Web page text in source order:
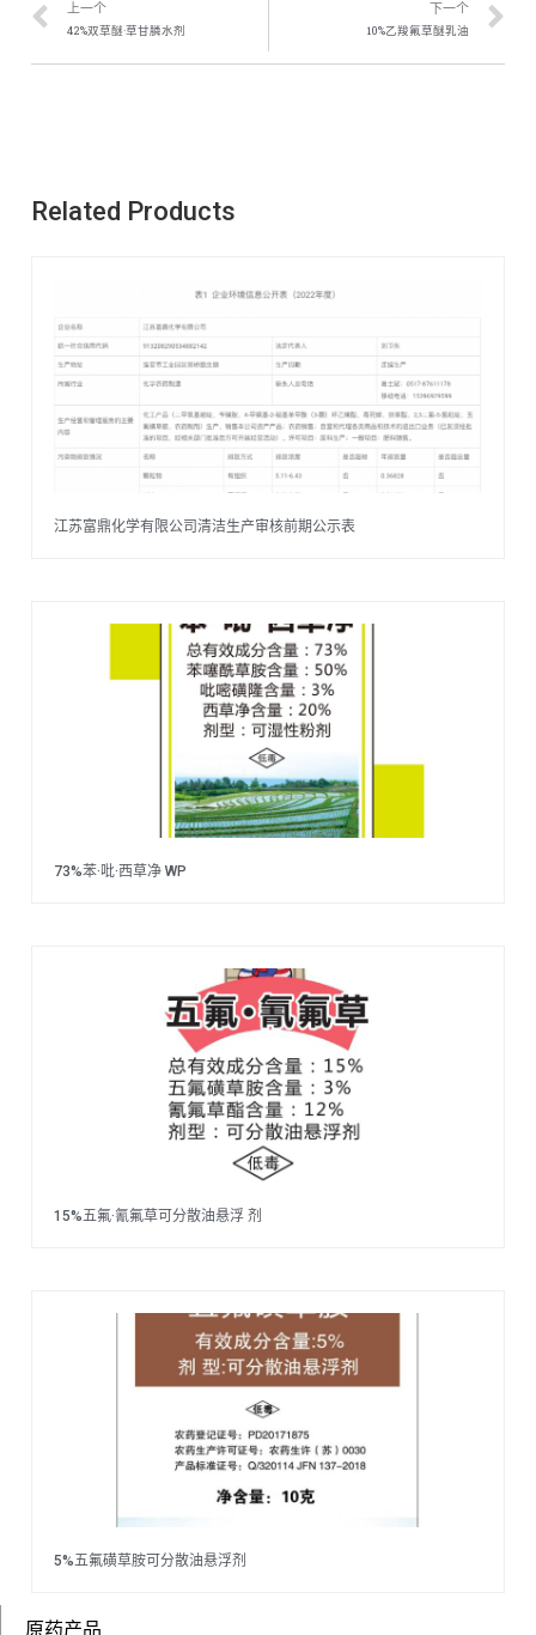
原药产品
上一个
42%双草醚·草甘膦水剂
下一个
10%乙羧氟草醚乳油
Related Products
江苏富鼎化学有限公司清洁生产审核前期公示表
73%苯·吡·西草净 WP
15%五氟·氰氟草可分散油悬浮 剂
5%五氟磺草胺可分散油悬浮剂